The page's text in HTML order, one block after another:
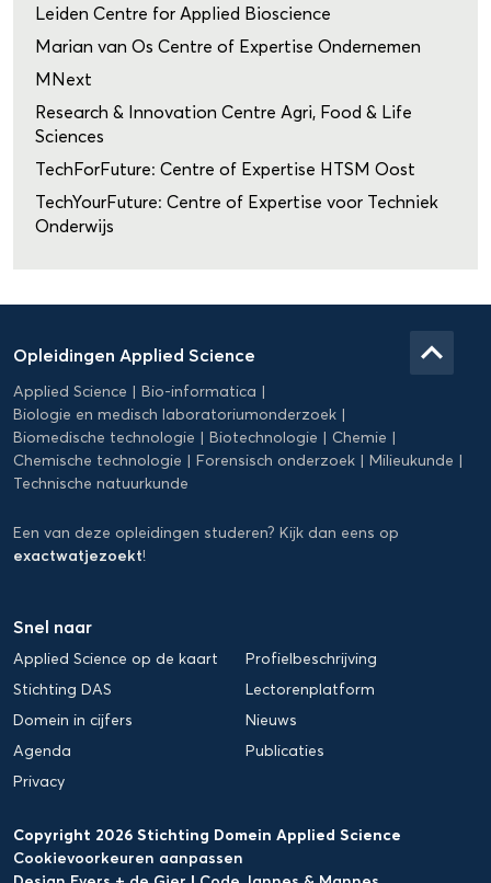
Leiden Centre for Applied Bioscience
Marian van Os Centre of Expertise Ondernemen
MNext
Research & Innovation Centre Agri, Food & Life
Sciences
TechForFuture: Centre of Expertise HTSM Oost
TechYourFuture: Centre of Expertise voor Techniek
Onderwijs
Applied
Science
Opleidingen Applied Science
Applied Science
Bio-informatica
Biologie en medisch laboratoriumonderzoek
Biomedische technologie
Biotechnologie
Chemie
Chemische technologie
Forensisch onderzoek
Milieukunde
Technische natuurkunde
Een van deze opleidingen studeren? Kijk dan eens op
exactwatjezoekt!
Snel naar
Applied Science op de kaart
Profielbeschrijving
Stichting DAS
Lectorenplatform
Domein in cijfers
Nieuws
Agenda
Publicaties
Privacy
Copyright 2026 Stichting Domein Applied Science
Cookievoorkeuren aanpassen
keyboard_arrow_up